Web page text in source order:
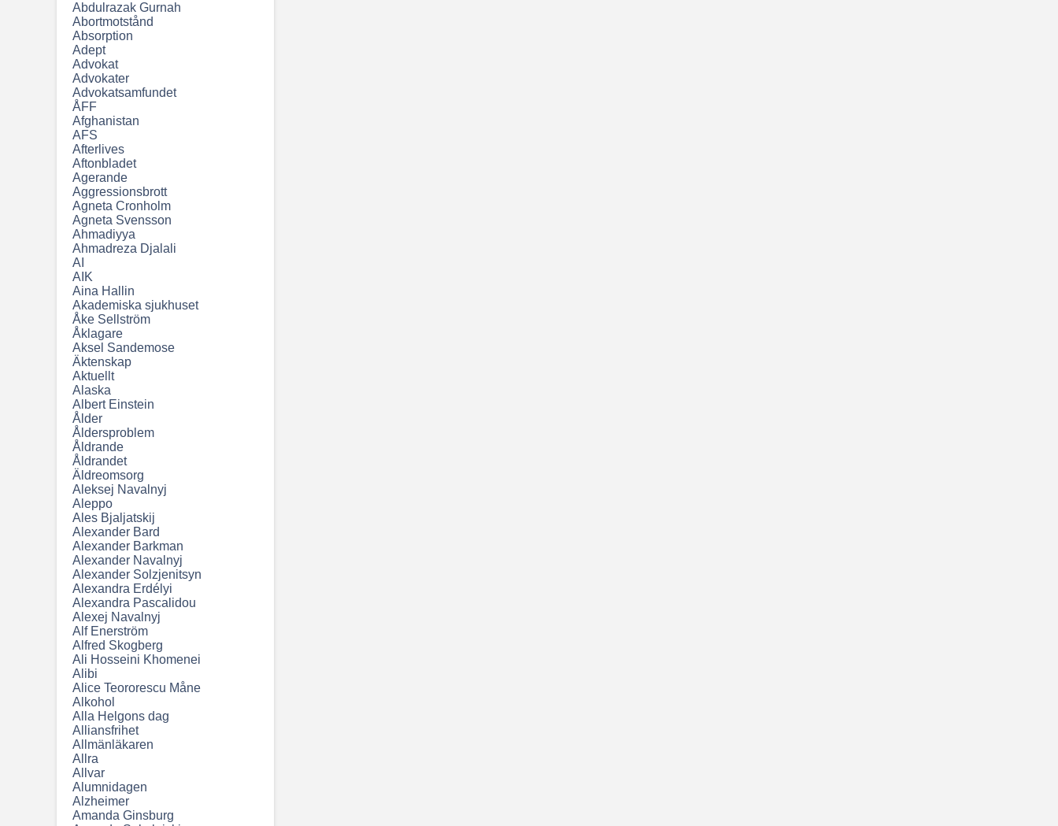
Abdulrazak Gurnah
Abortmotstånd
Absorption
Adept
Advokat
Advokater
Advokatsamfundet
ÅFF
Afghanistan
AFS
Afterlives
Aftonbladet
Agerande
Aggressionsbrott
Agneta Cronholm
Agneta Svensson
Ahmadiyya
Ahmadreza Djalali
AI
AIK
Aina Hallin
Akademiska sjukhuset
Åke Sellström
Åklagare
Aksel Sandemose
Äktenskap
Aktuellt
Alaska
Albert Einstein
Ålder
Åldersproblem
Åldrande
Åldrandet
Äldreomsorg
Aleksej Navalnyj
Aleppo
Ales Bjaljatskij
Alexander Bard
Alexander Barkman
Alexander Navalnyj
Alexander Solzjenitsyn
Alexandra Erdélyi
Alexandra Pascalidou
Alexej Navalnyj
Alf Enerström
Alfred Skogberg
Ali Hosseini Khomenei
Alibi
Alice Teororescu Måne
Alkohol
Alla Helgons dag
Alliansfrihet
Allmänläkaren
Allra
Allvar
Alumnidagen
Alzheimer
Amanda Ginsburg